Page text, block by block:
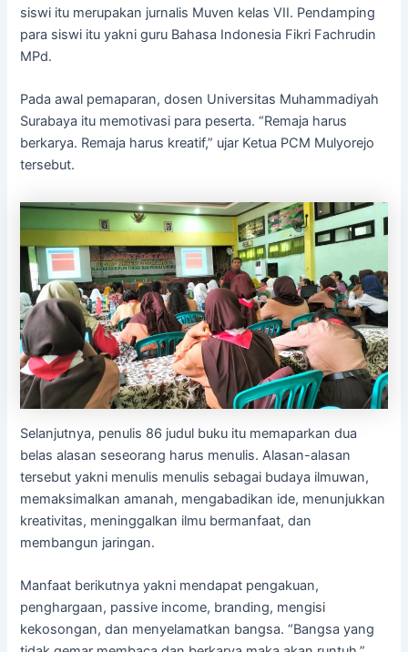
siswi itu merupakan jurnalis Muven kelas VII. Pendamping
para siswi itu yakni guru Bahasa Indonesia Fikri Fachrudin
MPd.
Pada awal pemaparan, dosen Universitas Muhammadiyah
Surabaya itu memotivasi para peserta. “Remaja harus
berkarya. Remaja harus kreatif,” ujar Ketua PCM Mulyorejo
tersebut.
Selanjutnya, penulis 86 judul buku itu memaparkan dua
belas alasan seseorang harus menulis. Alasan-alasan
tersebut yakni menulis menulis sebagai budaya ilmuwan,
memaksimalkan amanah, mengabadikan ide, menunjukkan
kreativitas, meninggalkan ilmu bermanfaat, dan
membangun jaringan.
Manfaat berikutnya yakni mendapat pengakuan,
penghargaan, passive income, branding, mengisi
kekosongan, dan menyelamatkan bangsa. “Bangsa yang